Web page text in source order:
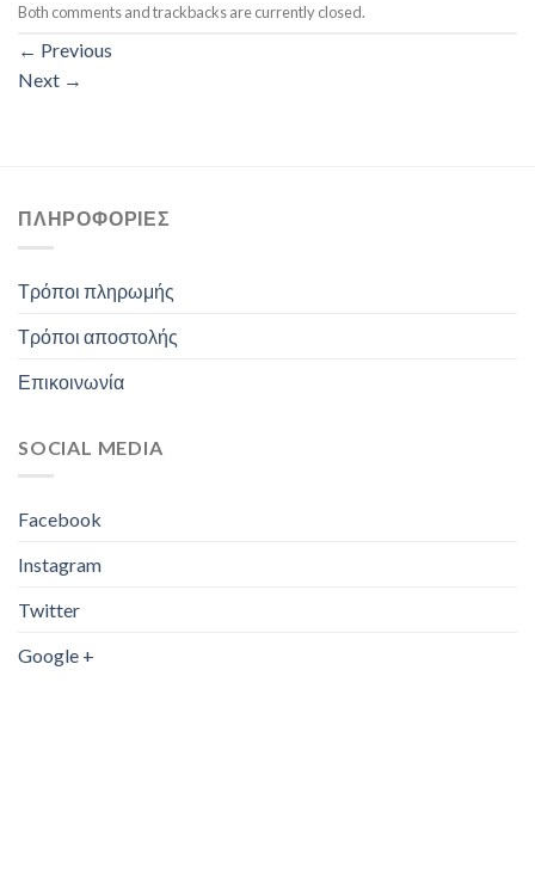
Both comments and trackbacks are currently closed.
← Previous
Next →
ΠΛΗΡΟΦΟΡΊΕΣ
Τρόποι πληρωμής
Τρόποι αποστολής
Επικοινωνία
SOCIAL MEDIA
Facebook
Instagram
Twitter
Google +